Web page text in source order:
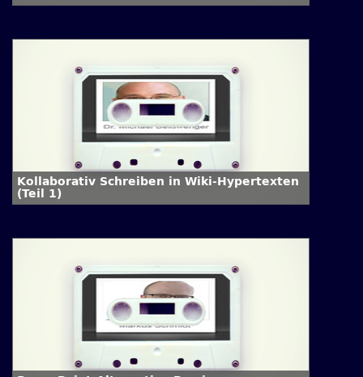
Kollaborativ Schreiben in Wiki-Hypertexten
(Teil 1)